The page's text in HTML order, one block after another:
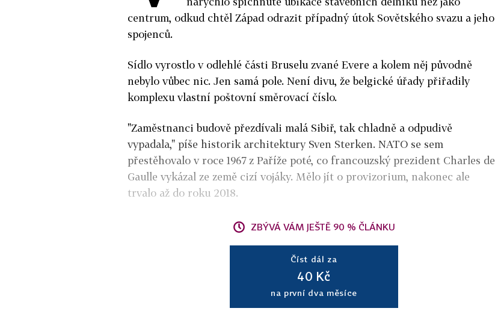
centrum, odkud chtěl Západ odrazit případný útok Sovětského svazu a jeho
spojenců.
Sídlo vyrostlo v odlehlé části Bruselu zvané Evere a kolem něj původně
nebylo vůbec nic. Jen samá pole. Není divu, že belgické úřady přiřadily
komplexu vlastní poštovní směrovací číslo.
"Zaměstnanci budově přezdívali malá Sibiř, tak chladně a odpudivě
vypadala," píše historik architektury Sven Sterken. NATO se sem
přestěhovalo v roce 1967 z Paříže poté, co francouzský prezident Charles de
Gaulle vykázal ze země cizí vojáky. Mělo jít o provizorium, nakonec ale
trvalo až do roku 2018.
ZBÝVÁ VÁM JEŠTĚ 90 % ČLÁNKU
Číst dál za
40 Kč
na první dva měsíce